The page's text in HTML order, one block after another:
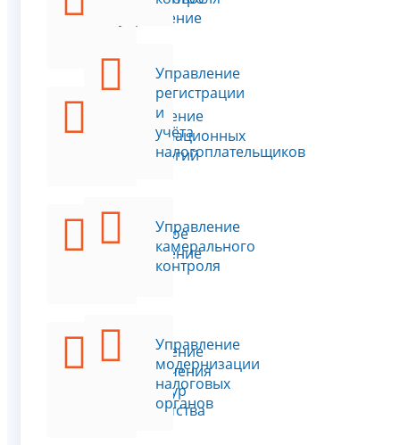
управление
Управление
информационных
технологий
Правовое
управление
Управление
обеспечения
процедур
банкротства
Управление
регистрации
и
учёта
налогоплательщиков
Управление
камерального
контроля
Управление
модернизации
налоговых
органов